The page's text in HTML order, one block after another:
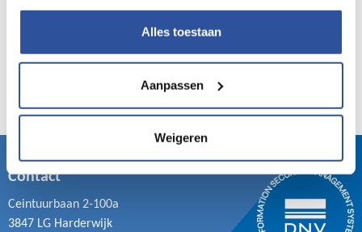
Alles toestaan
Aanpassen
Weigeren
Contact
Ceintuurbaan 2-100a
3847 LG Harderwijk